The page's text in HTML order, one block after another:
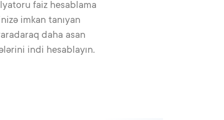
faiz hesablama
imkan tanıyan
daha asan
indi hesablayın.